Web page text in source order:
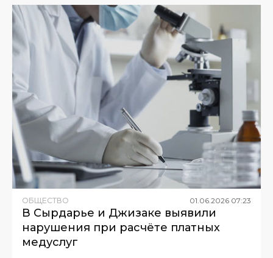
ОБЩЕСТВО 01 06 2026 07:23
В Сырдарье и Джизаке выявили
нарушения при расчёте платных
медуслуг